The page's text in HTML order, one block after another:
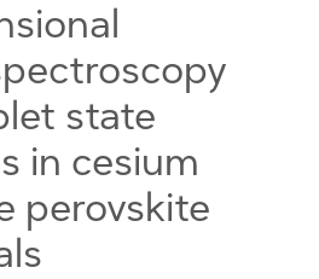
state
in cesium
perovskite